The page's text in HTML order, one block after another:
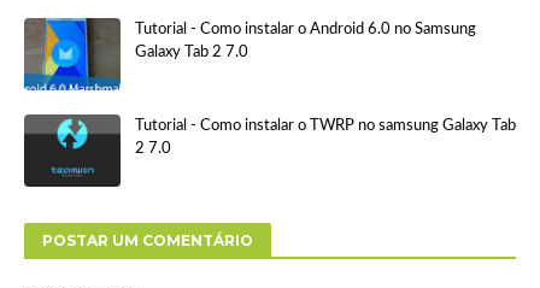
Tutorial - Como instalar o Android 6.0 no Samsung
Galaxy Tab 2 7.0
Tutorial - Como instalar o TWRP no samsung Galaxy Tab
2 7.0
POSTAR UM COMENTÁRIO